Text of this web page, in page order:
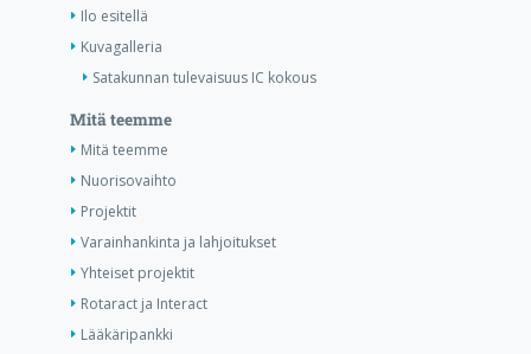
Ilo esitellä
Kuvagalleria
Satakunnan tulevaisuus IC kokous
Mitä teemme
Mitä teemme
Nuorisovaihto
Projektit
Varainhankinta ja lahjoitukset
Yhteiset projektit
Rotaract ja Interact
Lääkäripankki